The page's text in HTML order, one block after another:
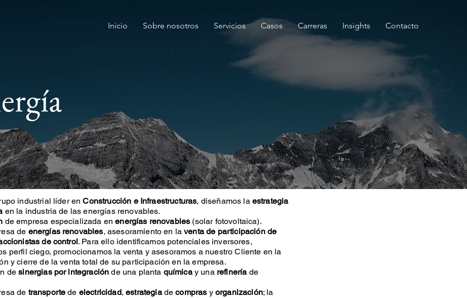
Inicio Sobre nosotros Servicios Casos Carreras Insights Contacto
industrial líder enConstrucción e Infraestructuras, diseñamos la estrategia
en la industria de las energías renovables.
de empresa especializada enenergías renovables (solar fotovoltaica).
de energías renovables, asesoramiento en laventa de participación de
de control. Para ello identificamos potenciales inversores,
perfil ciego, promocionamos la venta y asesoramos a nuestro Cliente en la
y cierre de la venta total de su participación en la empresa.
desinergias por integración de una planta químicay una refinería de
de transportede electricidad,estrategiadecompras y organización; la